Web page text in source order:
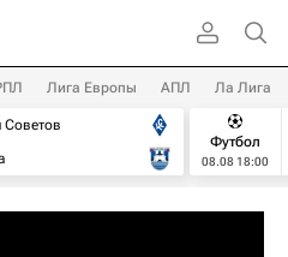
Лига Европы АПЛ Ла Лига
Советов
Футбол
08.08 18:00